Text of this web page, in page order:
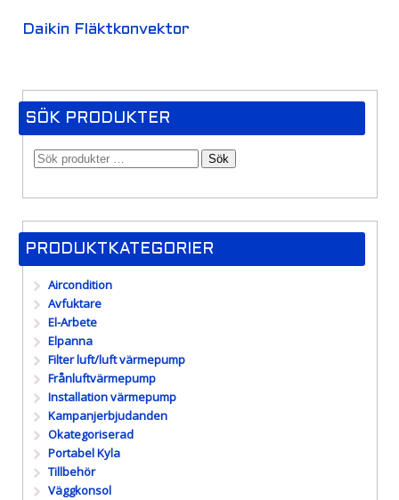
Daikin Fläktkonvektor
SÖK PRODUKTER
Sök
PRODUKTKATEGORIER
Aircondition
Avfuktare
El-Arbete
Elpanna
Filter luft/luft värmepump
Frånluftvärmepump
Installation värmepump
Kampanjerbjudanden
Okategoriserad
Portabel Kyla
Tillbehör
Väggkonsol